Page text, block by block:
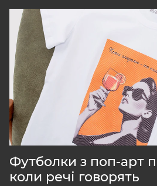
Футболки з поп-арт
коли речі говорять